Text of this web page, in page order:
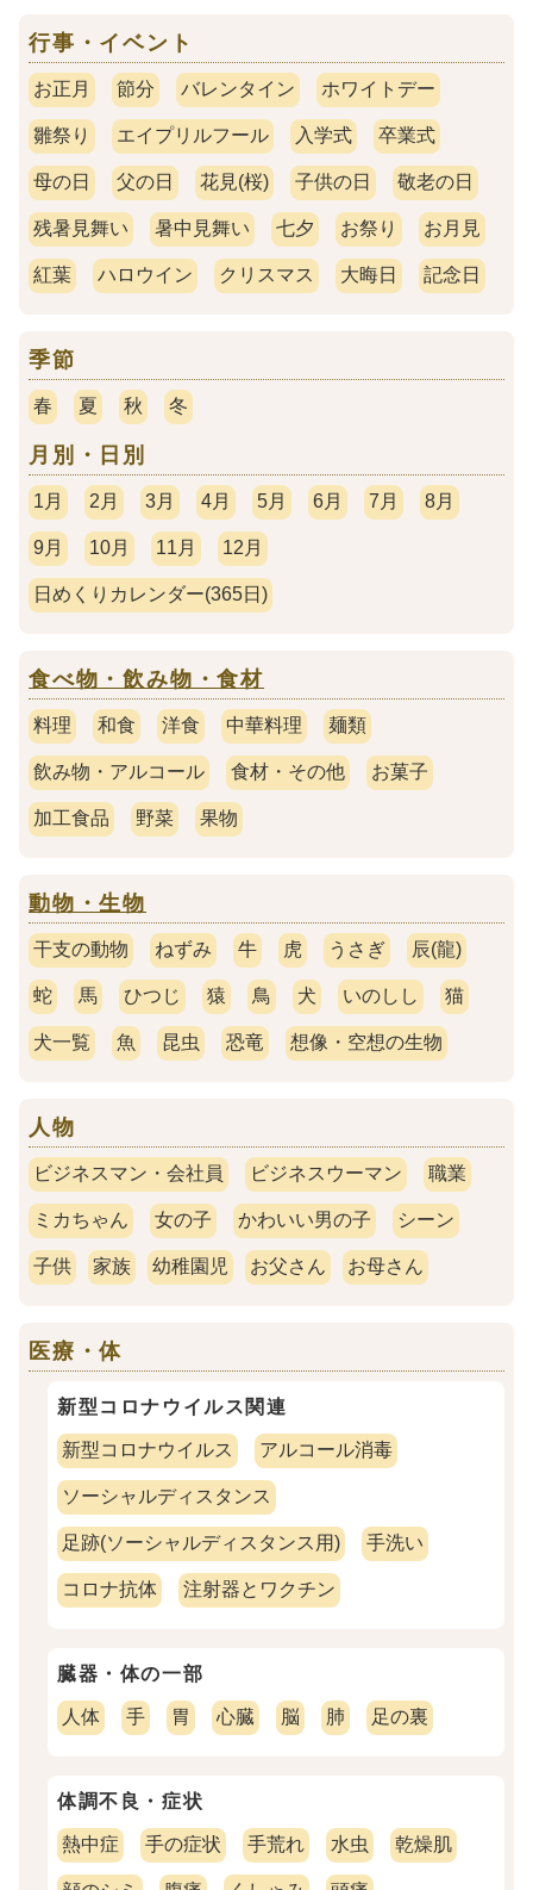
行事・イベント
お正月 節分 バレンタイン ホワイトデー
雛祭り エイプリルフール 入学式 卒業式
母の日 父の日 花見(桜) 子供の日 敬老の日
残暑見舞い 暑中見舞い 七夕 お祭り お月見
紅葉 ハロウイン クリスマス 大晦日 記念日
季節
春 夏 秋 冬
月別・日別
1月 2月 3月 4月 5月 6月 7月 8月
9月 10月 11月 12月
日めくりカレンダー(365日)
食べ物・飲み物・食材
料理 和食 洋食 中華料理 麺類
飲み物・アルコール 食材・その他 お菓子
加工食品 野菜 果物
動物・生物
干支の動物 ねずみ 牛 虎 うさぎ 辰(龍)
蛇 馬 ひつじ 猿 鳥 犬 いのしし 猫
犬一覧 魚 昆虫 恐竜 想像・空想の生物
人物
ビジネスマン・会社員 ビジネスウーマン 職業
ミカちゃん 女の子 かわいい男の子 シーン
子供 家族 幼稚園児 お父さん お母さん
医療・体
新型コロナウイルス関連
新型コロナウイルス アルコール消毒
ソーシャルディスタンス
足跡(ソーシャルディスタンス用) 手洗い
コロナ抗体 注射器とワクチン
臓器・体の一部
人体 手 胃 心臓 脳 肺 足の裏
体調不良・症状
熱中症 手の症状 手荒れ 水虫 乾燥肌